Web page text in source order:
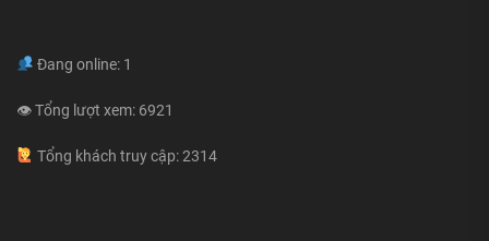
Đang online: 1
👁 Tổng lượt xem: 6921
Tổng khách truy cập: 2314